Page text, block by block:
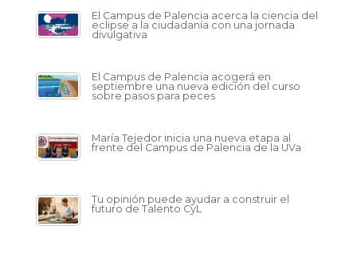
El Campus de Palencia acerca la ciencia del
eclipse a la ciudadanía con una jornada
divulgativa
El Campus de Palencia acogerá en
septiembre una nueva edición del curso
sobre pasos para peces
María Tejedor inicia una nueva etapa al
frente del Campus de Palencia de la UVa
Tu opinión puede ayudar a construir el
futuro de Talento CyL